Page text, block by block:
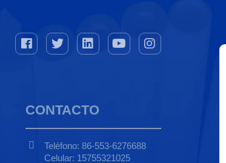
CONTACTO
Teléfono: 86-553-6276688
Celular: 15755321025